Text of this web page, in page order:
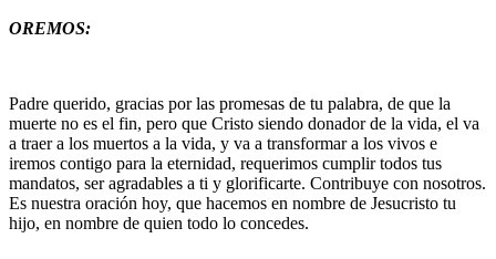
OREMOS:
Padre querido, gracias por las promesas de tu palabra, de que la
muerte no es el fin, pero que Cristo siendo donador de la vida, el va
a traer a los muertos a la vida, y va a transformar a los vivos e
iremos contigo para la eternidad, requerimos cumplir todos tus
mandatos, ser agradables a ti y glorificarte. Contribuye con nosotros.
Es nuestra oración hoy, que hacemos en nombre de Jesucristo tu
hijo, en nombre de quien todo lo concedes.